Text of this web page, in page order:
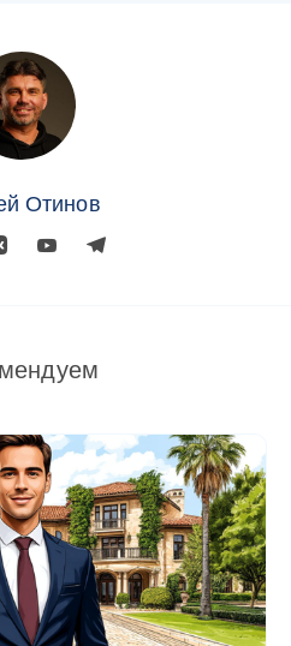
Отинов